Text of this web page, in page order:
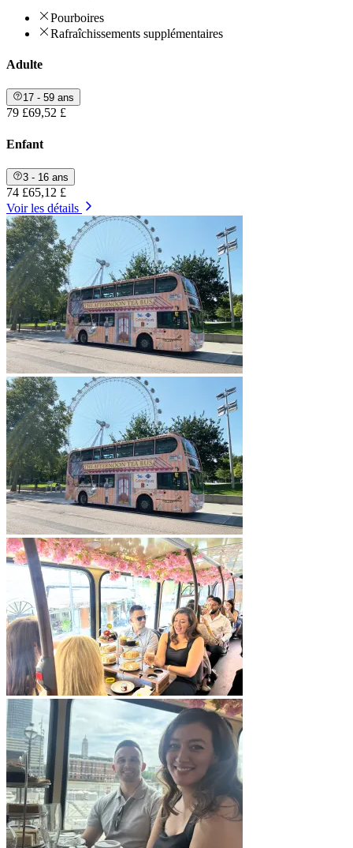
Pourboires
Rafraîchissements supplémentaires
Adulte
17 - 59 ans
79 £69,52 £
Enfant
3 - 16 ans
74 £65,12 £
Voir les détails